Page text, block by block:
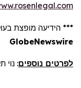
*** הידיעה מופצת
GlobeNewswire
לפרטים נוספים: נוי תקשורת 03-